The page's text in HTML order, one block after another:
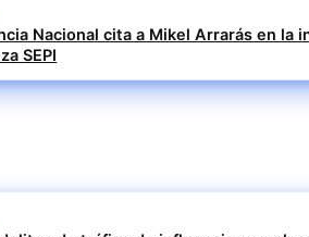
Nacional cita a Mikel Arrarás en la
SEPI